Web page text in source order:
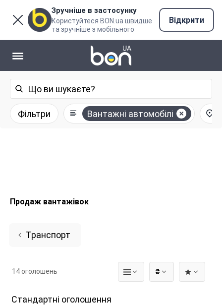
Зручніше в застосунку
Користуйтеся BON.ua швидше
та зручніше з мобільного
Відкрити
Фільтри Вантажні автомобілі
Продаж вантажівок
Транспорт
₴
14 оголошень
Стандартні оголошення